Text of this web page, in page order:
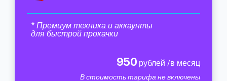
* Премиум техника и аккаунты
для быстрой прокачки
950 рублей /в месяц
В стоимость тарифа не включены